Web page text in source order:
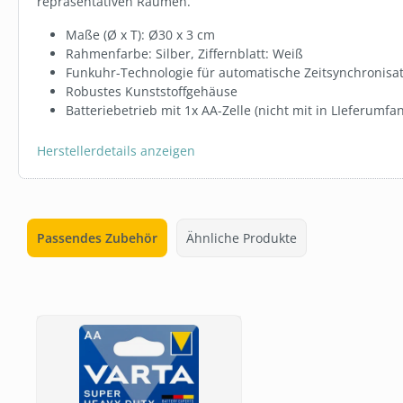
Maße (Ø x T): Ø30 x 3 cm
Rahmenfarbe: Silber, Ziffernblatt: Weiß
Funkuhr-Technologie für automatische
Robustes Kunststoffgehäuse
Batteriebetrieb mit 1x AA-Zelle (nicht mit in
Herstellerdetails anzeigen
Passendes Zubehör Ähnliche Produkte